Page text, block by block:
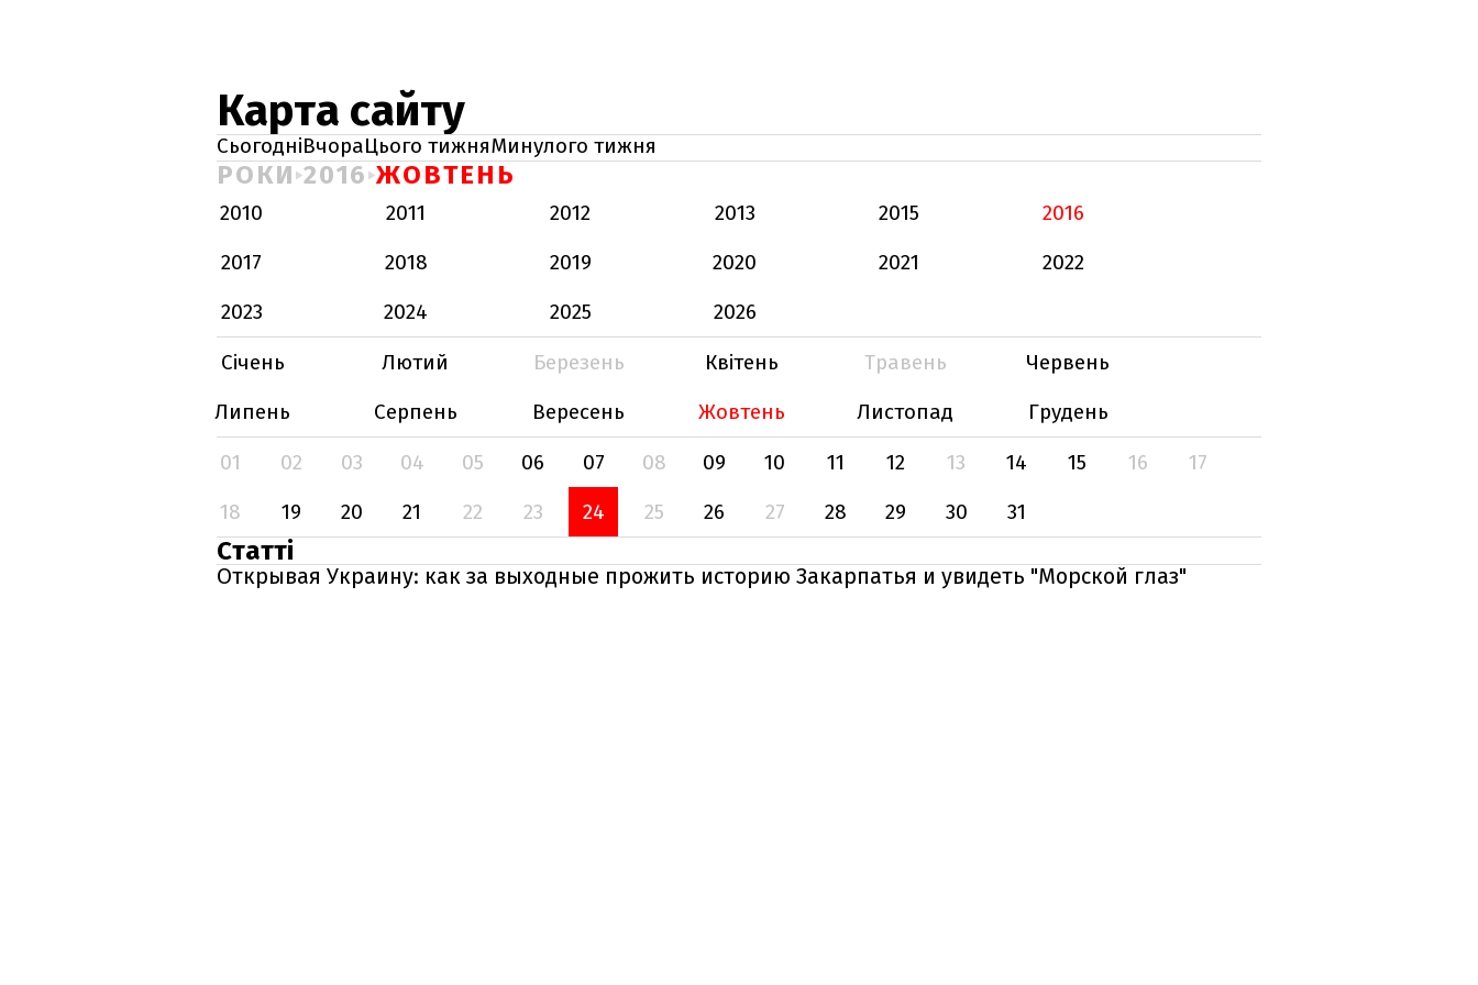
Карта сайту
СьогодніВчораЦього тижняМинулого тижня
РОКИ 2016 ЖОВТЕНЬ
2010 2011 2012 2013 2015
2016
2017
2018 2019 2020 2021
2022
2023
2024 2025
2026
Січень
Лютий Березень Квітень Травень
Червень
Липень
Серпень Вересень Жовтень Листопад
Грудень
01
02 03 04 05 06 07 08 09 10 11 12 13 14 15 16
17
18
19 20 21 22 23 24 25 26 27 28 29 30 31
Статті
Открывая Украину: как за выходные прожить историю Закарпатья и увидеть "Морской глаз"